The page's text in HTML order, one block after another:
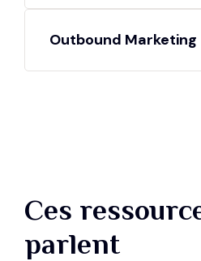
Outbound Marketing
Ces
parlent